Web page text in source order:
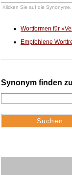
Klicken Sie auf die
Wortformen für
Empfohlene
Synonym finden